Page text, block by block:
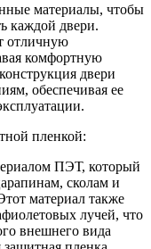
материалы, чтобы
каждой двери.
отличную
комфортную
двери
обеспечивая ее
пленкой:
ПЭТ, который
сколам и
материал также
лучей, что
внешнего вида